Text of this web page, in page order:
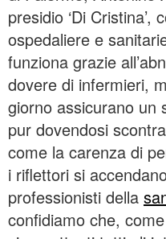
presidio ‘Di
ospedaliere e
funziona grazie
dovere di infermieri,
giorno assicurano un
pur dovendosi
come la carenza di
i riflettori si
professionisti della
confidiamo che,